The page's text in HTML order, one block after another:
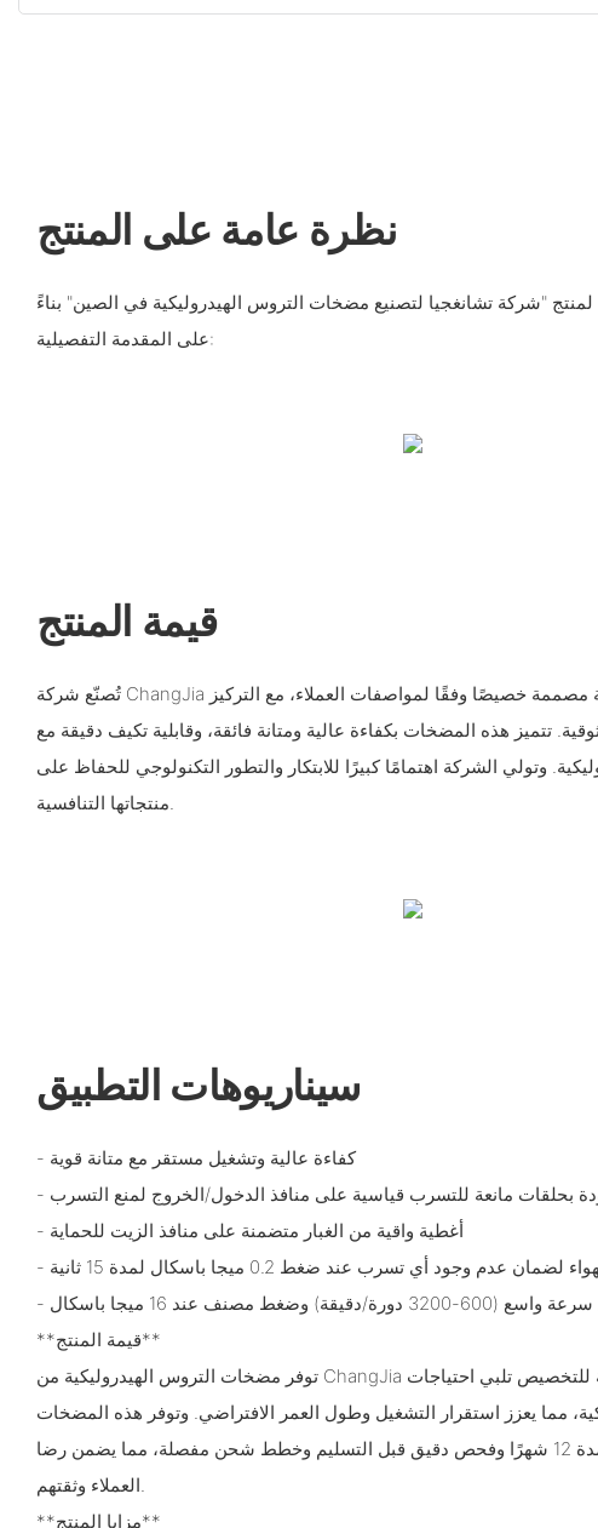
نظرة عامة على المنتج
لمنتج "شركة تشانغجيا لتصنيع مضخات التروس الهيدروليكية في الصين" بناءً
على المقدمة التفصيلية:
قيمة المنتج
تُصنّع شركة ChangJia مضخات تروس هيدروليكية مصممة خصيصًا وفقًا لمواصفات العملاء، مع التركيز
تتميز هذه المضخات بكفاءة عالية ومتانة فائقة، وقابلية تكيف دقيقة مع
وتولي الشركة اهتمامًا كبيرًا للابتكار والتطور التكنولوجي للحفاظ على
منتجاتها التنافسية.
سيناريوهات التطبيق
- كفاءة عالية وتشغيل مستقر مع متانة قوية
بحلقات مانعة للتسرب قياسية على منافذ الدخول/الخروج لمنع التسرب
- أغطية واقية من الغبار متضمنة على منافذ الزيت للحماية
عدم وجود أي تسرب عند ضغط 0.2 ميجا باسكال لمدة 15 ثانية
وضغط مصنف عند 16 ميجا باسكال
**قيمة المنتج**
توفر مضخات التروس الهيدروليكية من ChangJia حلولاً موثوقة وقابلة للتخصيص تلبي احتياجات
مما يعزز استقرار التشغيل وطول العمر الافتراضي. وتوفر هذه المضخات
ضمانًا إضافيًا مع ضمان لمدة 12 شهرًا وفحص دقيق قبل التسليم وخطط شحن مفصلة، ​​مما يضمن رضا
العملاء وثقتهم.
**مزايا المنتج**